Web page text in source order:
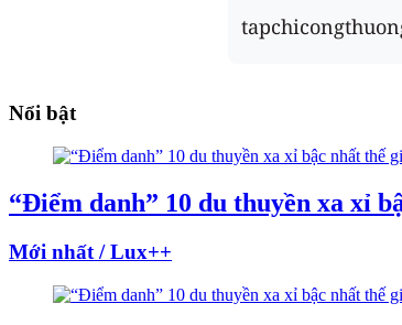
Nổi bật
“Điểm danh” 10 du thuyền xa xỉ
Mới nhất / Lux++